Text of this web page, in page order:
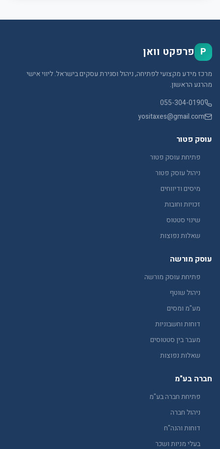
P פרפקט וואן
מרכז מידע מקצועי לפתיחה, ניהול וסגירת עסקים בישראל. ליווי אישי
מהרגע הראשון.
055-304-0190
yositaxes@gmail.com
עוסק פטור
פתיחת עוסק פטור
ניהול עוסק פטור
מיסים ודיווחים
זכויות וחובות
שינוי סטטוס
שאלות נפוצות
עוסק מורשה
פתיחת עוסק מורשה
ניהול שוטף
מע"מ ומסים
דוחות וחשבוניות
מעבר בין סטטוסים
שאלות נפוצות
חברה בע"מ
פתיחת חברה בע"מ
ניהול חברה
דוחות והנה"ח
בעלי מניות ושכר